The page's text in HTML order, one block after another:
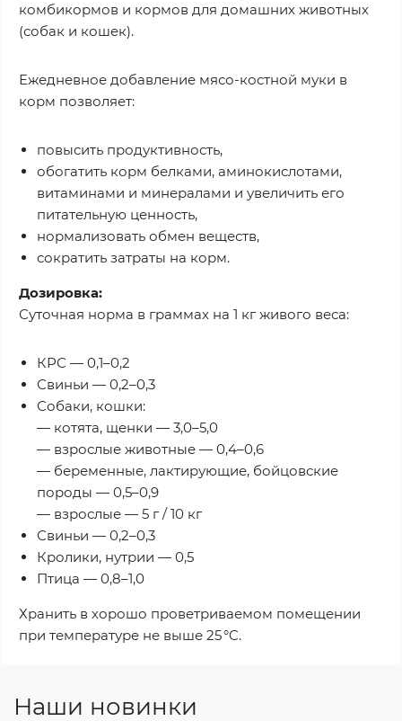
комбикормов и кормов для домашних животных
(собак и кошек).
Ежедневное добавление мясо-костной муки в
корм позволяет:
повысить продуктивность,
обогатить корм белками, аминокислотами,
витаминами и минералами и увеличить его
питательную ценность,
нормализовать обмен веществ,
сократить затраты на корм.
Дозировка:
Суточная норма в граммах на 1 кг живого веса:
КРС — 0,1–0,2
Свиньи — 0,2–0,3
Собаки, кошки:
— котята, щенки — 3,0–5,0
— взрослые животные — 0,4–0,6
— беременные, лактирующие, бойцовские
породы — 0,5–0,9
— взрослые — 5 г / 10 кг
Свиньи — 0,2–0,3
Кролики, нутрии — 0,5
Птица — 0,8–1,0
Хранить в хорошо проветриваемом помещении
при температуре не выше 25 °C.
Наши новинки